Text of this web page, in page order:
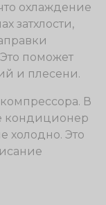
охлаждение
затхлости,
поможет
и плесени.
В
кондиционер
холодно. Это